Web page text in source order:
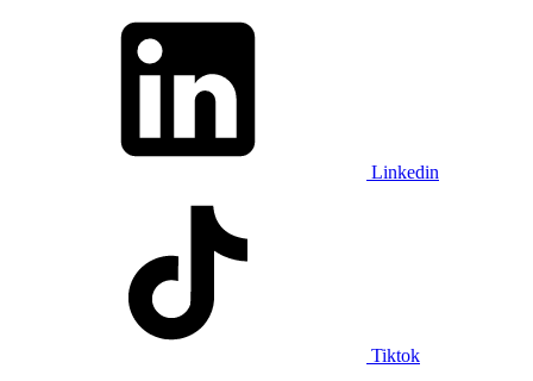
Linkedin
Tiktok